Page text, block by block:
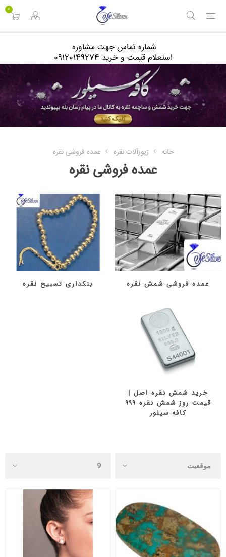
0
شماره تماس جهت مشاوره
استعلام قیمت و خرید 09120149274
خانه زیورآلات نقره عمده فروشی نقره
عمده فروشی نقره
عمده فروشی شمش نقره بنکداری تسبیح نقره
خرید شمش نقره اصل |
قیمت روز شمش نقره ۹۹۹
کافه سیلور